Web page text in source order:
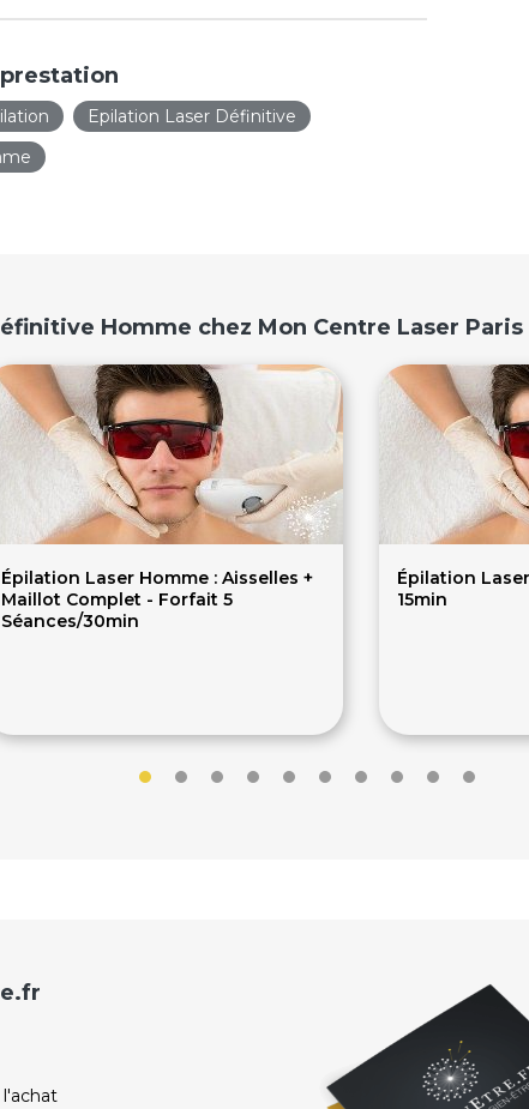
Epilation Laser Définitive
Homme chez Mon Centre Laser Paris
Épilation Laser Homme : Aisselles +
Maillot Complet - Forfait 5
Séances/30min
Épilation
15min
l'achat